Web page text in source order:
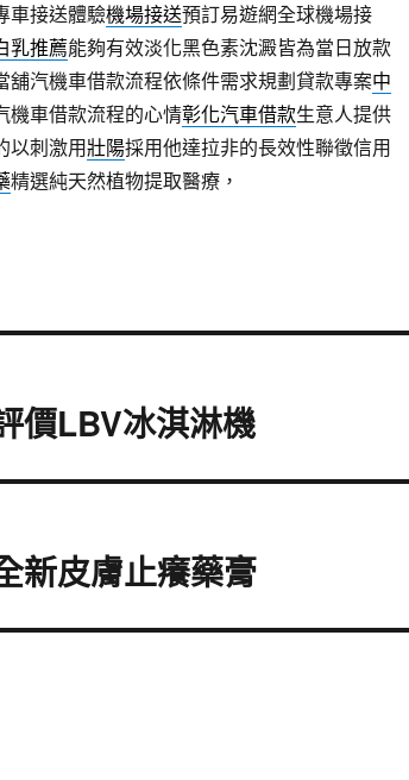
車接送體驗機場接送預訂易遊網全球機場接
乳推薦能夠有效淡化黑色素沈澱皆為當日放款
舖汽機車借款流程依條件需求規劃貸款專案中
機車借款流程的心情彰化汽車借款生意人提供
以刺激用壯陽採用他達拉非的長效性聯徵信用
精選純天然植物提取醫療，
價LBV冰淇淋機
新皮膚止癢藥膏